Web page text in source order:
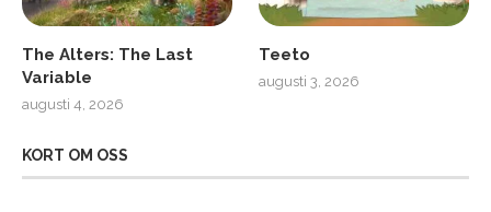
The Alters: The Last
Variable
augusti 4, 2026
Teeto
augusti 3, 2026
KORT OM OSS